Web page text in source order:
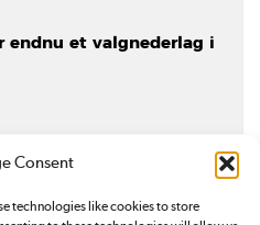
Consent
technologies like cookies to store
endnu et valgnederlag i